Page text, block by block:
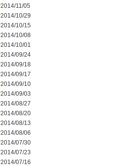
2014/11/05
2014/10/29
2014/10/15
2014/10/08
2014/10/01
2014/09/24
2014/09/18
2014/09/17
2014/09/10
2014/09/03
2014/08/27
2014/08/20
2014/08/13
2014/08/06
2014/07/30
2014/07/23
2014/07/16